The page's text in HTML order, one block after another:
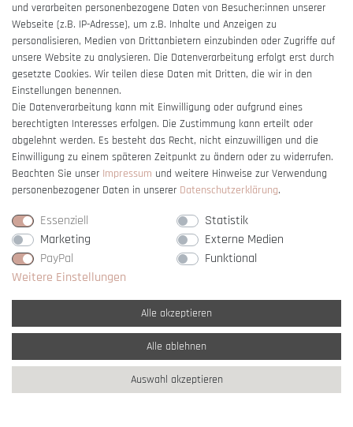
Impressum
Barrierefreiheitserklärung
Vertrag widerrufen
* Alle Preise verstehen sich inkl. gesetzl. MwSt. undzzgl. Versandkosten
** Nur innerhalb Deutschlands© copyright 2007-2026 Schmuck Krone / Alle
Rechte vorbehalten / powered bycreateyourtemplate
und verarbeiten personenbezogene Daten von Besucher:innen unserer
Webseite (z.B. IP-Adresse), um z.B. Inhalte und Anzeigen zu
personalisieren, Medien von Drittanbietern einzubinden oder Zugriffe auf
unsere Website zu analysieren. Die Datenverarbeitung erfolgt erst durch
gesetzte Cookies. Wir teilen diese Daten mit Dritten, die wir in den
Einstellungen benennen.
Die Datenverarbeitung kann mit Einwilligung oder aufgrund eines
berechtigten Interesses erfolgen. Die Zustimmung kann erteilt oder
abgelehnt werden. Es besteht das Recht, nicht einzuwilligen und die
Einwilligung zu einem späteren Zeitpunkt zu ändern oder zu widerrufen.
Beachten Sie unser Impressum und weitere Hinweise zur Verwendung
personenbezogener Daten in unserer Daten­schutz­erklärung.
Essenziell
Statistik
Marketing
Externe Medien
PayPal
Funktional
Weitere Einstellungen
Alle akzeptieren
Alle ablehnen
Auswahl akzeptieren